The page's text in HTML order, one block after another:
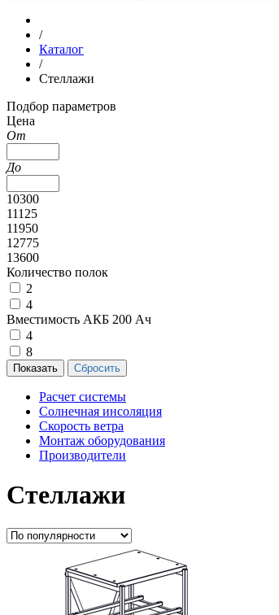
/
Каталог
/
Стеллажи
Подбор параметров
Цена
От
До
10300
11125
11950
12775
13600
Количество полок
2
4
Вместимость АКБ 200 Ач
4
8
Расчет системы
Солнечная инсоляция
Скорость ветра
Монтаж оборудования
Производители
Стеллажи